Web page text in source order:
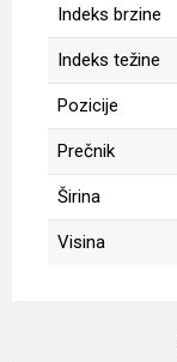
Indeks brzine
Indeks težine
Pozicije
Prečnik
Širina
Visina